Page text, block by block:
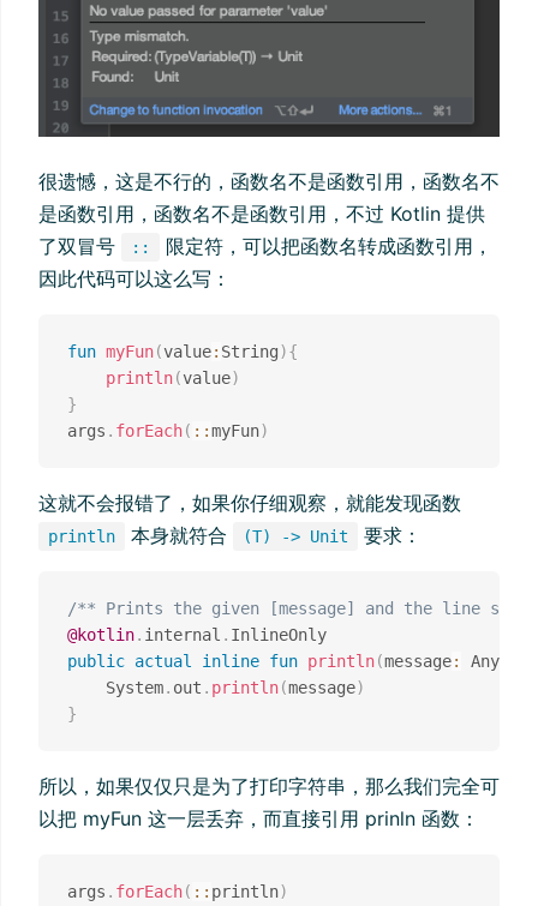
很遗憾，这是不行的，函数名不是函数引用，函数名不
是函数引用，函数名不是函数引用，不过 Kotlin 提供
了双冒号
::
限定符，可以把函数名转成函数引用，
因此代码可以这么写：
fun myFun(value: String){
println(value)
}
args . forEach( ::myFun)
这就不会报错了，如果你仔细观察，就能发现函数
println 本身就符合 (T) -> Unit 要求：
/** Prints the given [message] and the line
@kotlin. internal .
public actual inline fun println(message: Any
    System
. out . println(message)
}
所以，如果仅仅只是为了打印字符串，那么我们完全可
以把 myFun 这一层丢弃，而直接引用 prinln 函数：
args . forEach( :: println)